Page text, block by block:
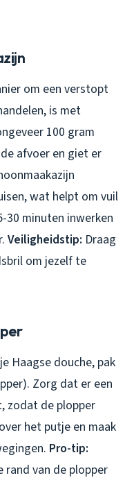
om een verstopt
is met
100 gram
afvoer en giet er
wat helpt om vuil
30 minuten inwerken
Veiligheidstip: Draag
om jezelf te
Haagse douche, pak
Zorg dat er een
zodat de plopper
het putje en maak
Pro-tip:
rand van de plopper